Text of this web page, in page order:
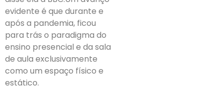
evidente é que durante e
após a pandemia, ficou
para trás o paradigma do
ensino presencial e da sala
de aula exclusivamente
como um espaço físico e
estático.